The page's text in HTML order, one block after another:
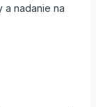
a nadanie na